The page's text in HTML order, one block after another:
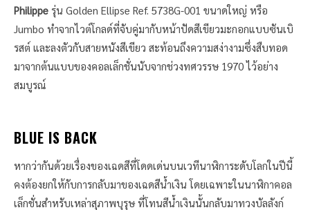
Philippe รุ่น Golden Ellipse Ref. 5738G-001 ขนาดใหญ่ หรือ
Jumbo ทำจากไวต์โกลด์ที่จับคู่มากับหน้าปัดสีเขียวมะกอกแบบซันเบิ
รสต์ และลงตัวกับสายหนังสีเขียว สะท้อนถึงความสง่างามซึ่งสืบทอด
มาจากต้นแบบของคอลเล็กชั่นนับจากช่วงทศวรรษ 1970 ไว้อย่าง
สมบูรณ์​
BLUE IS BACK
หากว่ากันด้วยเรื่องของเฉดสีที่โดดเด่นบนเวทีนาฬิการะดับโลกในปีนี้
คงต้องยกให้กับการกลับมาของเฉดสีน้ำเงิน โดยเฉพาะในนาฬิกาคอล
เล็กชั่นสำหรับเหล่าสุภาพบุรุษ ที่โทนสีน้ำเงินนั้นกลับมาทวงบัลลังก์